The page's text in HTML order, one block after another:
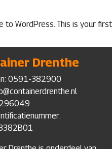
to WordPress. This is your
Drenthe
0591-382900